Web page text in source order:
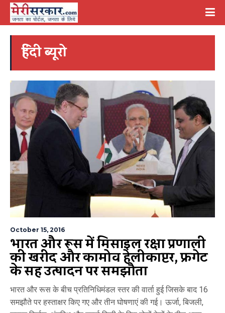
हिंदी ब्यूरो
October 15, 2016
भारत और रूस में मिसाइल रक्षा प्रणाली
की खरीद और कामोव हेलीकाप्टर, फ्रिगेट
के सह उत्पादन पर समझौता
भारत और रूस के बीच प्रतिनिधिमंडल स्तर की वार्ता हुई जिसके बाद 16
समझौते पर हस्ताक्षर किए गए और तीन घोषणाएं की गई। ऊर्जा, बिजली,